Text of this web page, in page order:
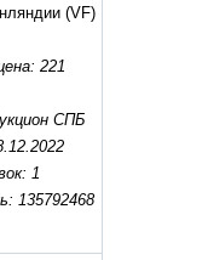
(VF)
221
СПБ
1
135792468